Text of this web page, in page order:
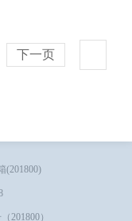
下一页
(201800)
201800）